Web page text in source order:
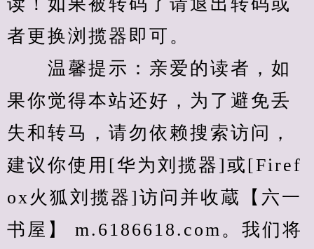
者更换浏揽器即可。
温馨提示：亲爱的读者，如
果你觉得本站还好，为了避免丢
失和转马，请勿依赖搜索访问，
建议你使用[华为刘揽器]或[Firef
ox火狐刘揽器]访问并收蔵【六一
书屋】 m.6186618.com。我们将